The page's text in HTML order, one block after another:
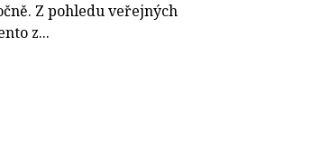
Z pohledu veřejných
z...